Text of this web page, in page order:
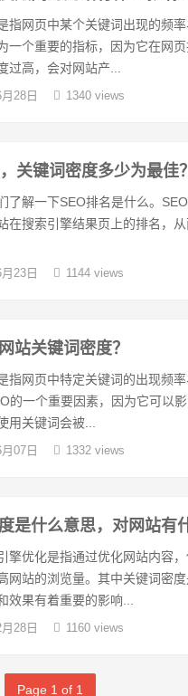
指网页中某个关键词出现的频
一个重要的指标，因为它在网
过高，会对网站产...
28日 1340 views
关键词密度多少为最佳？
了解一下SEO排名是什么。
在搜索引擎结果页上的排名，
23日 1144 views
站关键词密度？
指网页中特定关键词的出现频
的一个重要因素，因为它可以
用关键词会被...
07日 1332 views
是什么意思，对网站有
擎优化是指通过优化网站内容
网站的浏览量。其中关键词密
效果有着重要的影响...
28日 1160 views
Page 1 of 1